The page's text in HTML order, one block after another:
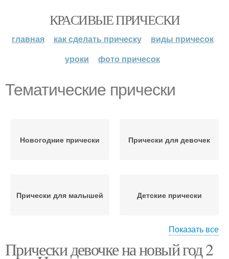
КРАСИВЫЕ ПРИЧЕСКИ
главная как сделать прическу
виды причесок
уроки
фото причесок
Тематические прически
Новогодние прически Прически для девочек
Прически для малышей Детские прически
маленьких
Детская прическа
Показать все
Прически девочке на новый год 2